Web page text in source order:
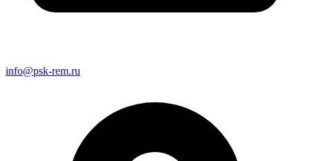
info@psk-rem.ru